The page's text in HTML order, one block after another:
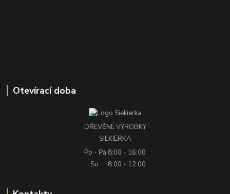
Otevírací doba
DŘEVĚNÉ VÝROBKY
SIEKIERKA
Po - Pá 8:00 - 16:00
So
8:00 - 12:00